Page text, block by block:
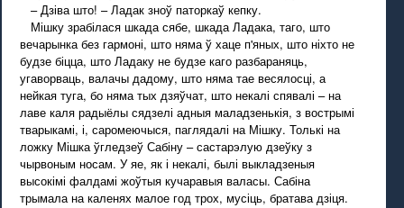
– Дзіва што! – Ладак зноў паторкаў кепку.
Мішку зрабілася шкада сябе, шкада Ладака, таго, што
вечарынка без гармоні, што няма ў хаце п'яных, што ніхто не
будзе біцца, што Ладаку не будзе каго разбараняць,
угаворваць, валачы дадому, што няма тае весялосці, а
нейкая туга, бо няма тых дзяўчат, што некалі спявалі – на
лаве каля радыёлы сядзелі адныя маладзенькія, з вострымі
тварыкамі, і, саромеючыся, паглядалі на Мішку. Толькі на
ложку Мішка ўгледзеў Сабіну – састарэлую дзеўку з
чырвоным носам. У яе, як і некалі, былі выкладзеныя
высокімі фалдамі жоўтыя кучаравыя валасы. Сабіна
трымала на каленях малое год трох, мусіць, братава дзіця.